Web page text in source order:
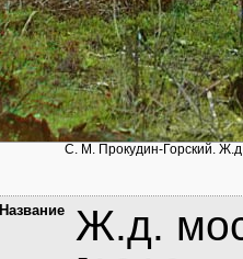
С. М. Прокудин-Горский.
Название
Ж.д.